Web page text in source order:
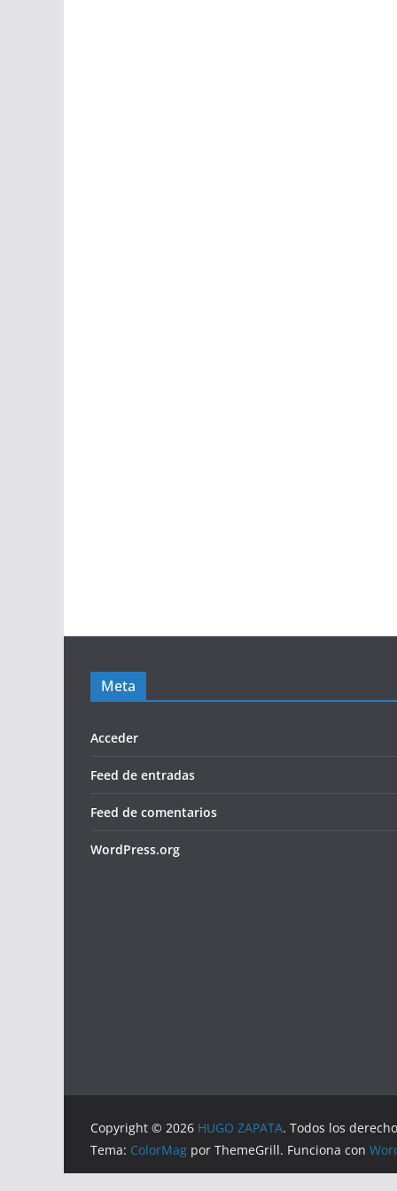
Meta
Acceder
Feed de entradas
Feed de comentarios
WordPress.org
Copyright © 2026 HUGO ZAPATA. Todos los
Tema: ColorMag por ThemeGrill. Funciona con